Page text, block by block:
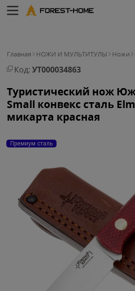
Главная НОЖИ И МУЛЬТИТУЛЫ Ножи
Код: УТ000034863
Туристический нож
Small конвекс сталь
микарта красная
Премиум сталь